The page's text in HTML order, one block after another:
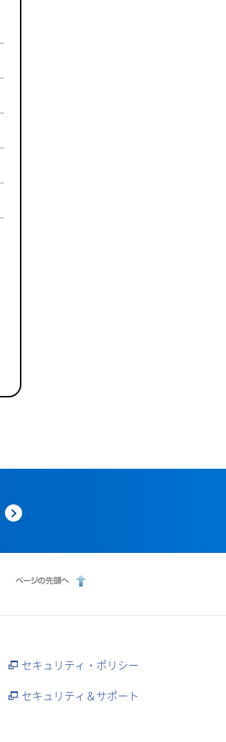
セキュリティ・ポリシー
セキュリティ＆サポート